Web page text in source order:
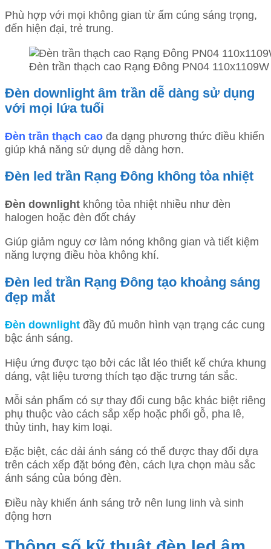
Phù hợp với mọi không gian từ ấm cúng sáng trọng,
đến hiện đại, trẻ trung.
Đèn trần thạch cao Rạng Đông PN04
Đèn downlight âm trần dễ dàng sử dụng
với mọi lứa tuổi
Đèn trần thạch cao đa dạng phương thức điều khiển
giúp khả năng sử dụng dễ dàng hơn.
Đèn led trần Rạng Đông không tỏa nhiệt
Đèn downlight không tỏa nhiệt nhiều như đèn
halogen hoặc đèn đốt cháy
Giúp giảm nguy cơ làm nóng không gian và tiết kiệm
năng lượng điều hòa không khí.
Đèn led trần Rạng Đông tạo khoảng sáng
đẹp mắt
Đèn downlight đầy đủ muôn hình vạn trạng các cung
bậc ánh sáng.
Hiệu ứng được tạo bởi các lắt léo thiết kế chứa khung
dáng, vật liệu tương thích tạo đặc trưng tán sắc.
Mỗi sản phẩm có sự thay đổi cung bậc khác biệt riêng
phụ thuộc vào cách sắp xếp hoặc phối gỗ, pha lê,
thủy tinh, hay kim loại.
Đặc biệt, các dải ánh sáng có thể được thay đổi dựa
trên cách xếp đặt bóng đèn, cách lựa chọn màu sắc
ánh sáng của bóng đèn.
Điều này khiến ánh sáng trở nên lung linh và sinh
động hơn